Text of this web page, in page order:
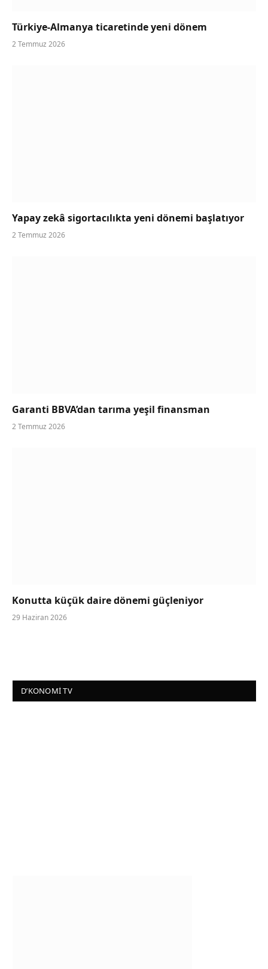
Türkiye-Almanya ticaretinde yeni dönem
2 Temmuz 2026
Yapay zekâ sigortacılıkta yeni dönemi başlatıyor
2 Temmuz 2026
Garanti BBVA’dan tarıma yeşil finansman
2 Temmuz 2026
Konutta küçük daire dönemi güçleniyor
29 Haziran 2026
D’KONOMI TV